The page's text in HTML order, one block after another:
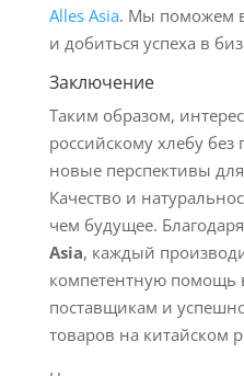
Alles Asia. Мы поможем
и добиться успеха в
Заключение
Таким образом,
российскому хлебу без
новые перспективы
Качество и
чем будущее.
Asia, каждый
компетентную помощь
поставщикам и
товаров на китайском